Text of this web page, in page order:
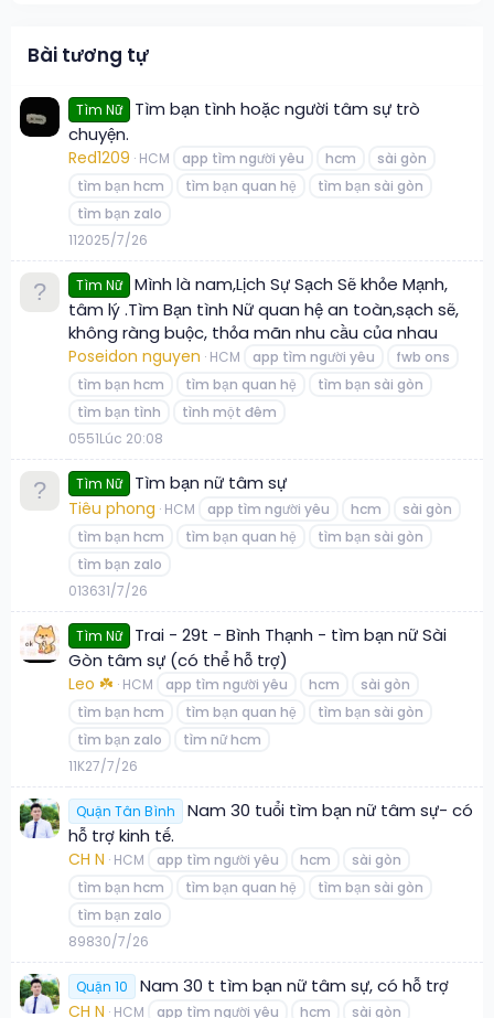
Bài tương tự
Tìm Nữ
Tìm bạn tình hoặc người tâm sự trò
chuyện.
Red1209 HCM app tìm người yêu hcm
sài gòn
tìm bạn hcm
tìm bạn quan hệ
tìm bạn sài gòn
tìm bạn zalo
112025/7/26
Tìm Nữ
Mình là nam,Lịch Sự Sạch Sẽ khỏe Mạnh,
tâm lý .Tìm Bạn tình Nữ quan hệ an toàn,sạch sẽ,
không ràng buộc, thỏa mãn nhu cầu của nhau
Poseidon nguyen HCM app tìm người yêu
fwb ons
tìm bạn hcm
tìm bạn quan hệ
tìm bạn sài gòn
tìm bạn tình
tình một đêm
0551Lúc 20:08
Tìm Nữ Tìm bạn nữ tâm sự
Tiêu phong HCM app tìm người yêu hcm
sài gòn
tìm bạn hcm
tìm bạn quan hệ
tìm bạn sài gòn
tìm bạn zalo
013631/7/26
Tìm Nữ
Trai - 29t - Bình Thạnh - tìm bạn nữ Sài
Gòn tâm sự (có thể hỗ trợ)
Leo ☘️ HCM app tìm người yêu hcm
sài gòn
tìm bạn hcm
tìm bạn quan hệ
tìm bạn sài gòn
tìm bạn zalo
tìm nữ hcm
11K27/7/26
Quận Tân Bình
Nam 30 tuổi tìm bạn nữ tâm sự- có
hỗ trợ kinh tế.
CH N HCM app tìm người yêu hcm
sài gòn
tìm bạn hcm
tìm bạn quan hệ
tìm bạn sài gòn
tìm bạn zalo
89830/7/26
Quận 10 Nam 30 t tìm bạn nữ tâm sự, có hỗ trợ
CH N HCM app tìm người yêu hcm
sài gòn